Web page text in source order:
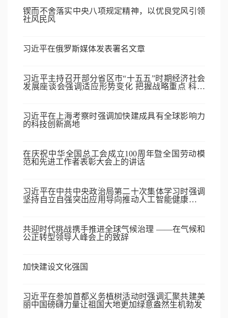
锲而不舍落实中央八项规定精神，以优良党风引领
社风民风
习近平在俄罗斯媒体发表署名文章
习近平主持召开部分省区市“十五五”时期经济社会
发展座谈会强调适应形势变化 把握战略重点 科学
习近平在上海考察时强调加快建成具有全球影响力
的科技创新高地
在庆祝中华全国总工会成立100周年暨全国劳动模
范和先进工作者表彰大会上的讲话
习近平在中共中央政治局第二十次集体学习时强调
坚持自立自强突出应用导向推动人工智能健康有序
共迎时代挑战携手推进全球气候治理 ——在气候和
公正转型领导人峰会上的致辞
加快建设文化强国
习近平在参加首都义务植树活动时强调汇聚共建美
丽中国磅礴力量让祖国大地更加绿意盎然生机勃发